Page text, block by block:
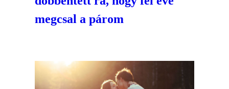
megcsal a párom